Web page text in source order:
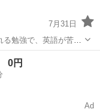
7月31日
る勉強で、英語が苦手
お悩みをお持ちの保護
0円
Ad